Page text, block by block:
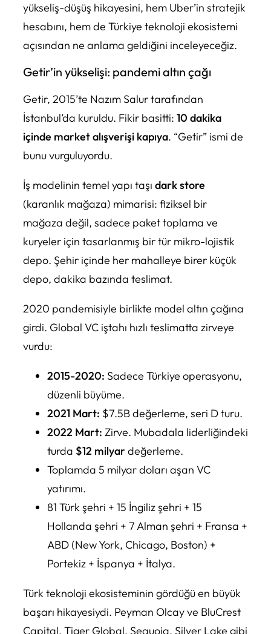
yükseliş-düşüş hikayesini, hem Uber’in stratejik
hesabını, hem de Türkiye teknoloji ekosistemi
açısından ne anlama geldiğini inceleyeceğiz.
Getir’in yükselişi: pandemi altın çağı
Getir, 2015’te Nazım Salur tarafından
İstanbul’da kuruldu. Fikir basitti: 10 dakika
içinde market alışverişi kapıya. “Getir” ismi de
bunu vurguluyordu.
İş modelinin temel yapı taşı dark store
(karanlık mağaza) mimarisi: fiziksel bir
mağaza değil, sadece paket toplama ve
kuryeler için tasarlanmış bir tür mikro-lojistik
depo. Şehir içinde her mahalleye birer küçük
depo, dakika bazında teslimat.
2020 pandemisiyle birlikte model altın çağına
girdi. Global VC iştahı hızlı teslimatta zirveye
vurdu:
2015-2020: Sadece Türkiye operasyonu,
düzenli büyüme.
2021 Mart: $7.5B değerleme, seri D turu.
2022 Mart: Zirve. Mubadala liderliğindeki
turda $12 milyardeğerleme.
Toplamda 5 milyar doları aşan VC
yatırımı.
81 Türk şehri + 15 İngiliz şehri + 15
Hollanda şehri + 7 Alman şehri + Fransa +
ABD (New York, Chicago, Boston) +
Portekiz + İspanya + İtalya.
Türk teknoloji ekosisteminin gördüğü en büyük
başarı hikayesiydi. Peyman Olcay ve BluCrest
Capital, Tiger Global, Sequoia, Silver Lake gibi